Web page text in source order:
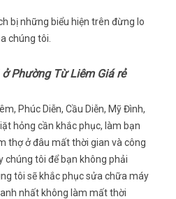
bị những biểu hiện trên đừng lo
chúng tôi.
Phường Từ Liêm Giá rẻ
Phúc Diễn, Cầu Diễn, Mỹ Đình,
hỏng cần khắc phục, làm bạn
thợ ở đâu mất thời gian và công
chúng tôi để bạn không phải
tôi sẽ khắc phục sửa chữa máy
nhất không làm mất thời